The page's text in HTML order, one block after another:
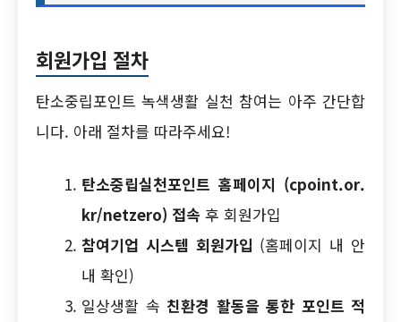
회원가입 절차
탄소중립포인트 녹색생활 실천 참여는 아주 간단합
니다. 아래 절차를 따라주세요!
탄소중립실천포인트 홈페이지 (cpoint.or.
kr/netzero) 접속 후 회원가입
참여기업 시스템 회원가입 (홈페이지 내 안
내 확인)
일상생활 속 친환경 활동을 통한 포인트 적